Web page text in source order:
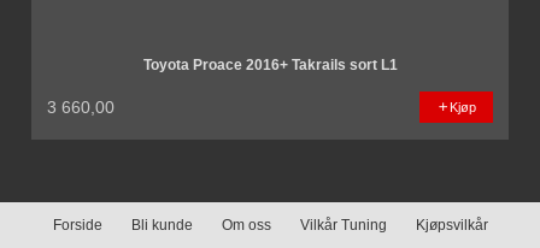
Toyota Proace 2016+ Takrails sort L1
3 660,00 Kjøp
Forside Bli kunde Om oss Vilkår Tuning Kjøpsvilkår